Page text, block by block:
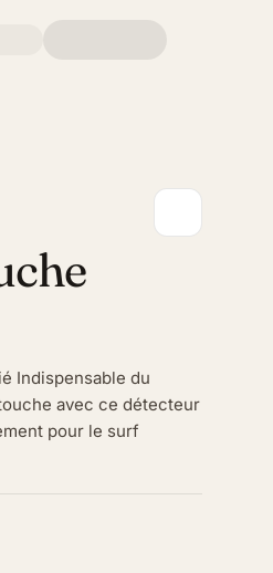
Indispensable du
avec ce détecteur
pour le surf